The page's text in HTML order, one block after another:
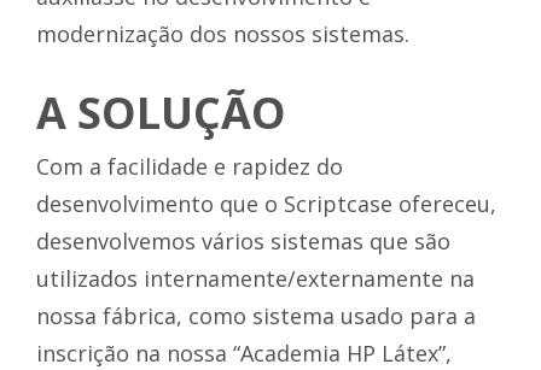
modernização dos nossos sistemas.
A SOLUÇÃO
Com a facilidade e rapidez do
desenvolvimento que o Scriptcase ofereceu,
desenvolvemos vários sistemas que são
utilizados internamente/externamente na
nossa fábrica, como sistema usado para a
inscrição na nossa “Academia HP Látex”,